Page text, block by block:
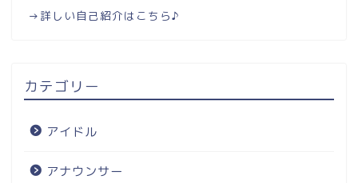
→ 詳しい自己紹介はこちら♪
カテゴリー
アイドル
アナウンサー